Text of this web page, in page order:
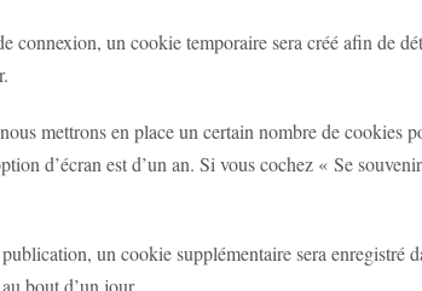
connexion, un cookie temporaire sera créé afin de
mettrons en place un certain nombre de cookies
d’écran est d’un an. Si vous cochez « Se
un cookie supplémentaire sera
bout d’un jour.